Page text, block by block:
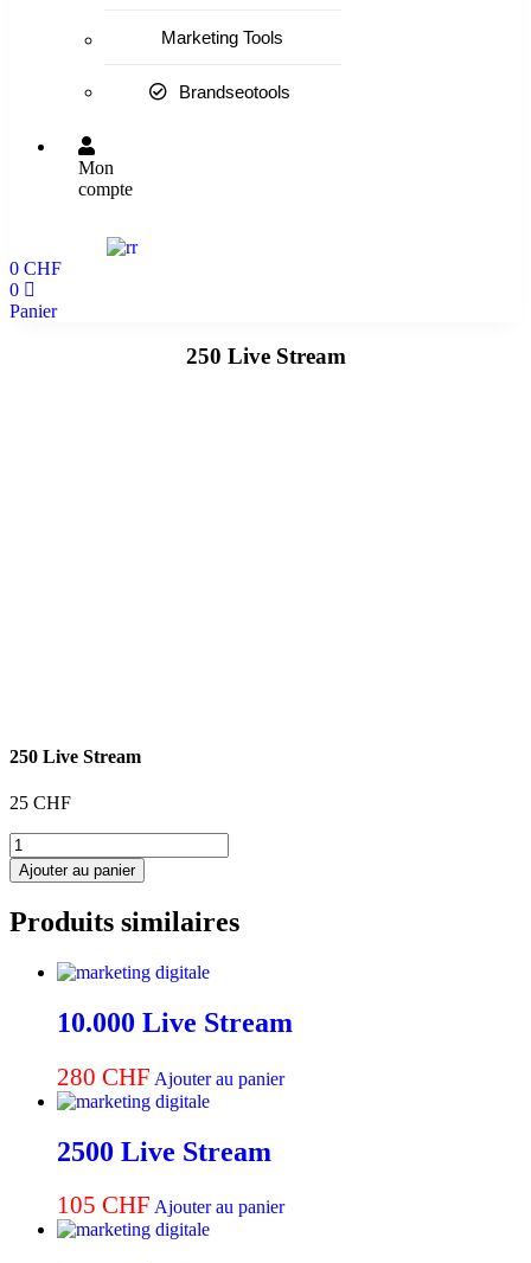
Marketing Tools
Brandseotools
Mon
compte
0 CHF
0
Panier
250 Live Stream
250 Live Stream
25 CHF
quantité
de
250
Stream
Ajouter au panier
Produits similaires
10.000 Live Stream
280 CHF Ajouter au panier
2500 Live Stream
105 CHF Ajouter au panier